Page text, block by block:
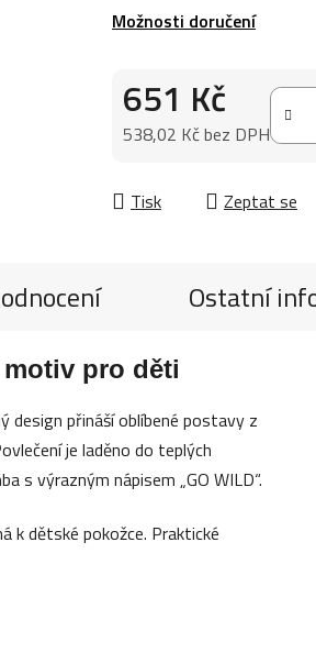
Možnosti doručení
651 Kč
538,02 Kč bez DPH
Tisk Zeptat se
Ostatní
pro děti
design přináší oblíbené postavy z
je laděno do teplých
s výrazným nápisem „GO WILD“.
k dětské pokožce. Praktické